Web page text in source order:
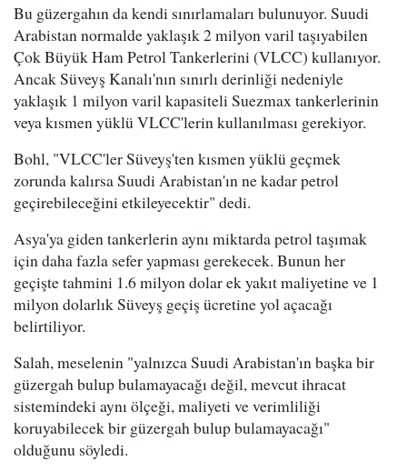
Bu güzergahın da kendi sınırlamaları bulunuyor. Suudi
Arabistan normalde yaklaşık 2 milyon varil taşıyabilen
Çok Büyük Ham Petrol Tankerlerini (VLCC) kullanıyor.
Ancak Süveyş Kanalı'nın sınırlı derinliği nedeniyle
yaklaşık 1 milyon varil kapasiteli Suezmax tankerlerinin
veya kısmen yüklü VLCC'lerin kullanılması gerekiyor.
Bohl, "VLCC'ler Süveyş'ten kısmen yüklü geçmek
zorunda kalırsa Suudi Arabistan'ın ne kadar petrol
geçirebileceğini etkileyecektir" dedi.
Asya'ya giden tankerlerin aynı miktarda petrol taşımak
için daha fazla sefer yapması gerekecek. Bunun her
geçişte tahmini 1.6 milyon dolar ek yakıt maliyetine ve 1
milyon dolarlık Süveyş geçiş ücretine yol açacağı
belirtiliyor.
Salah, meselenin "yalnızca Suudi Arabistan'ın başka bir
güzergah bulup bulamayacağı değil, mevcut ihracat
sistemindeki aynı ölçeği, maliyeti ve verimliliği
koruyabilecek bir güzergah bulup bulamayacağı"
olduğunu söyledi.